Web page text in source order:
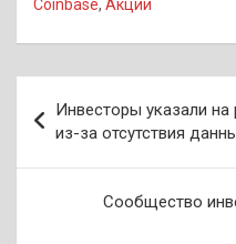
Coinbase, Акции
по
записям
Инвесторы указали на
из-за отсутствия
Сообщество